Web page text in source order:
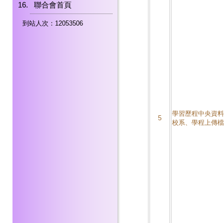
聯合會首頁
到站人次：12053506
5
學習歷程中央資
校系、學程上傳